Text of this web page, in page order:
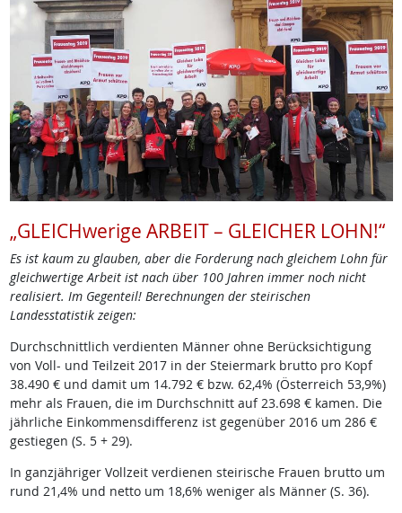
„GLEICHwerige ARBEIT – GLEICHER LOHN!“
Es ist kaum zu glauben, aber die Forderung nach gleichem Lohn für
gleichwertige Arbeit ist nach über 100 Jahren immer noch nicht
realisiert. Im Gegenteil! Berechnungen der steirischen
Landesstatistik zeigen:
Durchschnittlich verdienten Männer ohne Berücksichtigung
von Voll- und Teilzeit 2017 in der Steiermark brutto pro Kopf
38.490 € und damit um 14.792 € bzw. 62,4% (Österreich 53,9%)
mehr als Frauen, die im Durchschnitt auf 23.698 € kamen. Die
jährliche Einkommensdifferenz ist gegenüber 2016 um 286 €
gestiegen (S. 5 + 29).
In ganzjähriger Vollzeit verdienen steirische Frauen brutto um
rund 21,4% und netto um 18,6% weniger als Männer (S. 36).